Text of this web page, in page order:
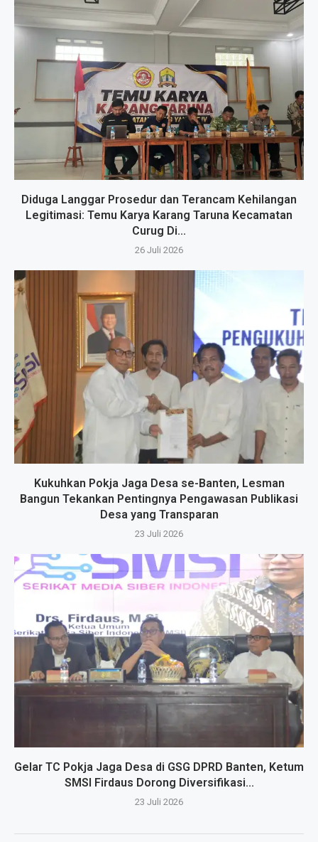
Diduga Langgar Prosedur dan Terancam Kehilangan
Legitimasi: Temu Karya Karang Taruna Kecamatan
Curug Di...
26 Juli 2026
Kukuhkan Pokja Jaga Desa se-Banten, Lesman
Bangun Tekankan Pentingnya Pengawasan Publikasi
Desa yang Transparan
23 Juli 2026
Gelar TC Pokja Jaga Desa di GSG DPRD Banten, Ketum
SMSI Firdaus Dorong Diversifikasi...
23 Juli 2026